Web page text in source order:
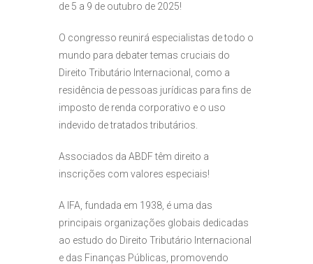
de 5 a 9 de outubro de 2025!
O congresso reunirá especialistas de todo o
mundo para debater temas cruciais do
Direito Tributário Internacional, como a
residência de pessoas jurídicas para fins de
imposto de renda corporativo e o uso
indevido de tratados tributários.
Associados da ABDF têm direito a
inscrições com valores especiais!
A IFA, fundada em 1938, é uma das
principais organizações globais dedicadas
ao estudo do Direito Tributário Internacional
e das Finanças Públicas, promovendo